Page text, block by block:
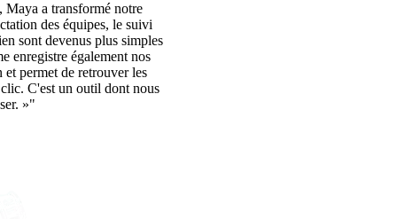
a transformé notre
des équipes, le suivi
sont devenus plus simples
enregistre également nos
permet de retrouver les
C'est un outil dont nous
»"